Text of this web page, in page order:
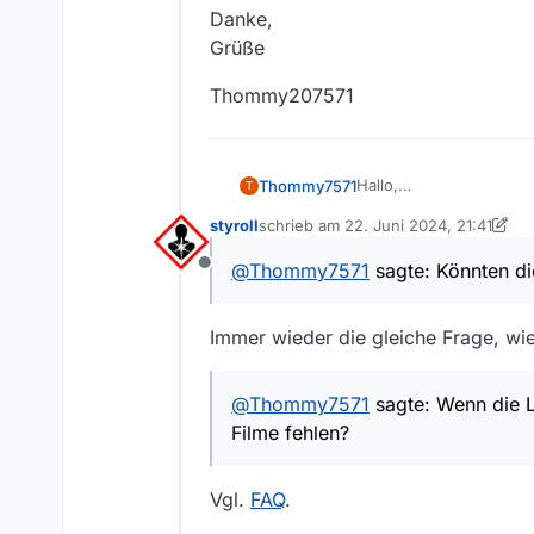
Danke,
Grüße
Thommy207571
T Thommy7571Hallo,
https://
m
OGMy
Könnten diese bitte
Danke,
Thommy207571
Offline
styrollschrieb am 22. Juni 2024, 21:41
zuletzt editiert von styroll
@Thommy7571 sagte: Könnten
Immer wieder die gleiche Frage,
@Thommy7571 sagte: Wenn die
Filme fehlen?
Vgl. FAQ.